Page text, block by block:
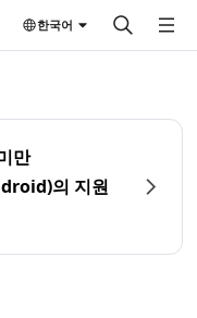
한국어
만
의 지원